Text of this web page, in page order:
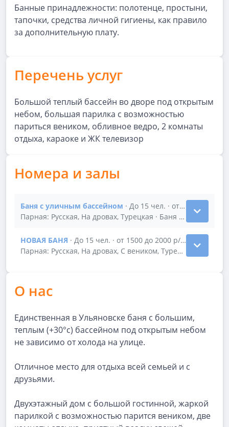
Банные принадлежности: полотенце, простыни,
тапочки, средства личной гигиены, как правило
за дополнительную плату.
Перечень услуг
Большой теплый бассейн во дворе под открытым
небом, большая парилка с возможностью
париться веником, обливное ведро, 2 комнаты
отдыха, караоке и ЖК телевизор
Номера и залы
Баня с уличным бассейном · До 15 чел. · от 1200 до
Парная: Русская, На дровах, Турецкая · Баня с тёплым
Показать подробности зала Баня с уличным
НОВАЯ БАНЯ · До 15 чел. · от 1500 до 2000 р/час
Парная: Русская, На дровах, С веником, Турецкая ·
Показать подробности зала НОВАЯ БАНЯ
О нас
Единственная в Ульяновске баня с большим,
теплым (+30°c) бассейном под открытым небом
не зависимо от холода на улице.
Отличное место для отдыха всей семьей и с
друзьями.
Двухэтажный дом с большой гостинной, жаркой
парилкой с возможностью парится веником, две